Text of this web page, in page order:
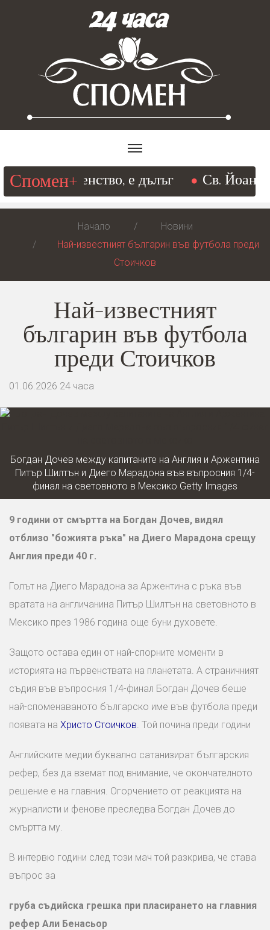
Спомен+
съвършенство, е дълъг Св. Йоан
Начало
Новини
Най-известният българин във футбола преди
Стоичков
Най-известният
българин във футбола
преди Стоичков
01.06.2026 24 часа
Богдан Дочев между капитаните на Англия и Аржентина
Питър Шилтън и Диего Марадона във въпросния 1/4-
финал на световното в Мексико Getty Images
9 години от смъртта на Богдан Дочев, видял
отблизо "божията ръка" на Диего Марадона срещу
Англия преди 40 г.
Голът на Диего Марадона за Аржентина с ръка във
вратата на англичанина Питър Шилтън на световното в
Мексико през 1986 година още буни духовете.
Защото остава един от най-спорните моменти в
историята на първенствата на планетата. А страничният
съдия във въпросния 1/4-финал Богдан Дочев беше
най-споменаваното българско име във футбола преди
появата на Христо Стоичков. Той почина преди години
Английските медии буквално сатанизират българския
рефер, без да вземат под внимание, че окончателното
решение е на главния. Огорчението от реакцията на
журналисти и фенове преследва Богдан Дочев до
смъртта му.
В интервю години след този мач той разкрива, че става
въпрос за
груба съдийска грешка при пласирането на главния
рефер Али Бенасьор